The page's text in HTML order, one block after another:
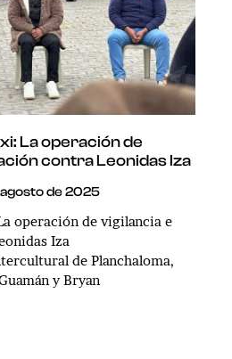
La operación de
contra Leonidas Iza
de 2025
operación de vigilancia e
Iza
de Planchaloma,
y Bryan